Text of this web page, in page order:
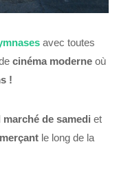
avec toutes
cinéma moderne où
!
marché de samedi et
le long de la